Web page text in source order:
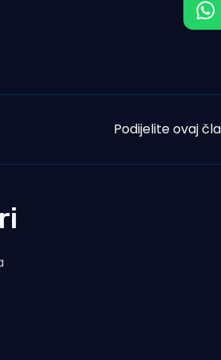
Podijelite ovaj